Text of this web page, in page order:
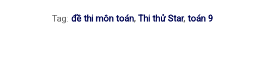
Tag: đề thi môn toán, Thi thử Star, toán 9